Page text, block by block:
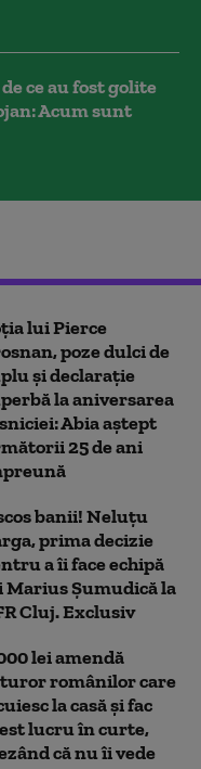
ce au fost golite
Acum sunt
lui Pierce
poze dulci de
și declarație
la aniversarea
Abia aștept
25 de ani
banii! Neluțu
prima decizie
a îi face echipă
Marius Șumudică la
Cluj. Exclusiv
lei amendă
românilor care
la casă și fac
lucru în curte,
că nu îi vede